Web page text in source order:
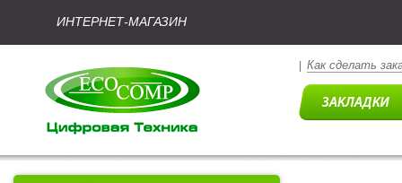
ИНТЕРНЕТ-МАГАЗИН
Как сделать